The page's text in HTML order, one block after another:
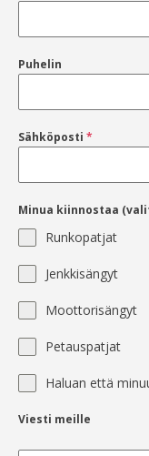
Puhelin
Sähköposti *
Minua kiinnostaa
Runkopatjat
Jenkkisängyt
Moottorisängyt
Petauspatjat
Haluan että
Viesti meille